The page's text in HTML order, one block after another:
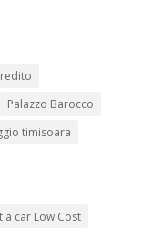
Palazzo Barocco
timisoara
a car Low Cost